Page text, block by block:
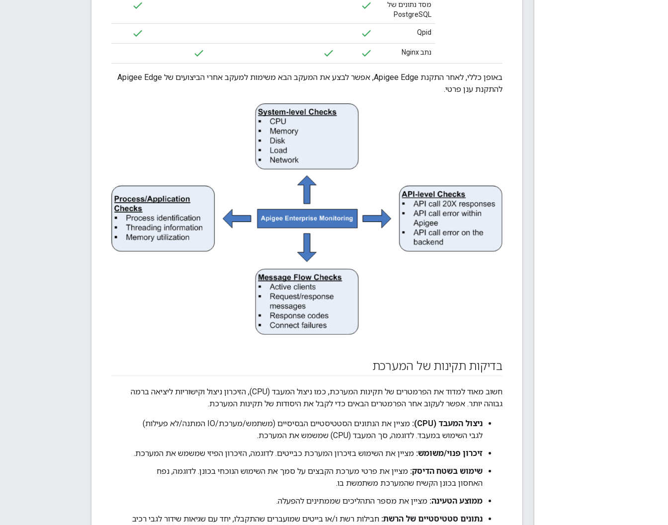
מסד נתונים של
PostgreSQL
Qpid
נתב Nginx
באופן כללי, לאחר התקנת Apigee Edge, אפשר לבצע את המעקב הבא משימות למעקב אחרי הביצועים של Apigee Edge
להתקנת ענן פרטי.
בדיקות תקינות של המערכת
חשוב מאוד למדוד את הפרמטרים של תקינות המערכת, כמו ניצול המעבד (CPU), הזיכרון ניצול וקישוריות ליציאה ברמה
גבוהה יותר. אפשר לעקוב אחר הפרמטרים הבאים כדי לקבל את היסודות של תקינות המערכת.
ניצול המעבד (CPU):
מציין את הנתונים הסטטיסטיים הבסיסיים (משתמש/מערכת/IO המתנה/לא פעילות)
לגבי השימוש במעבד. לדוגמה, סך המעבד (CPU) שמשמש את המערכת.
זיכרון פנוי/משומש: מציין את השימוש בזיכרון המערכת כבייטים. לדוגמה, הזיכרון הפיזי שמשמש את המערכת.
שימוש בשטח הדיסק: מציין את פרטי מערכת הקבצים על סמך את השימוש הנוכחי בכונן. לדוגמה, נפח
האחסון בכונן הקשיח שהמערכת משתמשת בו.
ממוצע הטעינה: מציין את מספר התהליכים שממתינים להפעלה.
נתונים סטטיסטיים של הרשת: חבילות רשת ו/או בייטים שמועברים שהתקבלו, יחד עם שגיאות שידור לגבי רכיב